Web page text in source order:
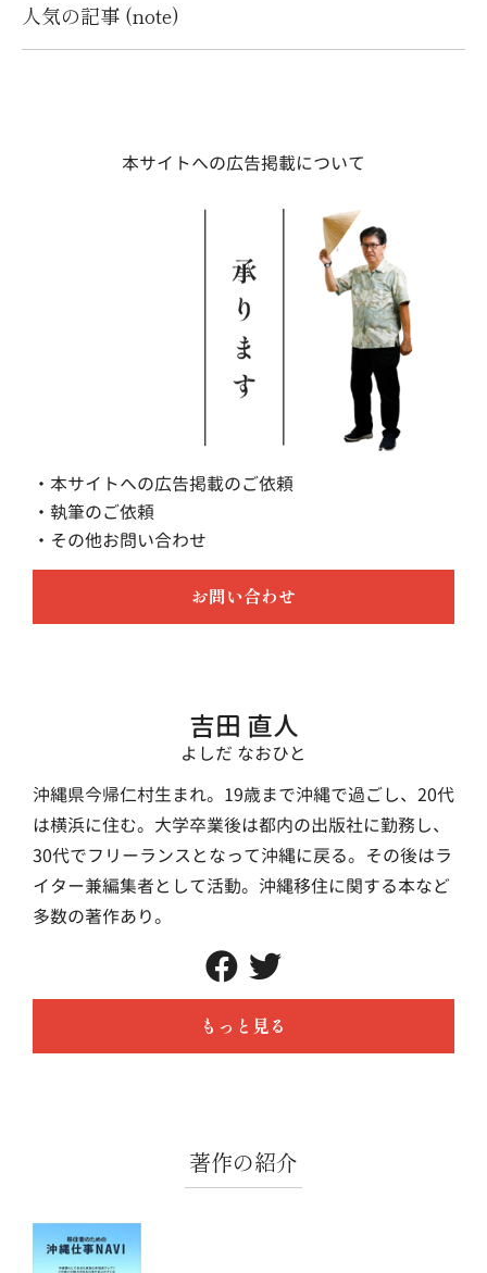
人気の記事 (note)
本サイトへの広告掲載について
・本サイトへの広告掲載のご依頼
・執筆のご依頼
・その他お問い合わせ
お問い合わせ
吉田 直人
よしだ なおひと
沖縄県今帰仁村生まれ。19歳まで沖縄で過ごし、20代
は横浜に住む。大学卒業後は都内の出版社に勤務し、
30代でフリーランスとなって沖縄に戻る。その後はラ
イター兼編集者として活動。沖縄移住に関する本など
多数の著作あり。
もっと見る
著作の紹介